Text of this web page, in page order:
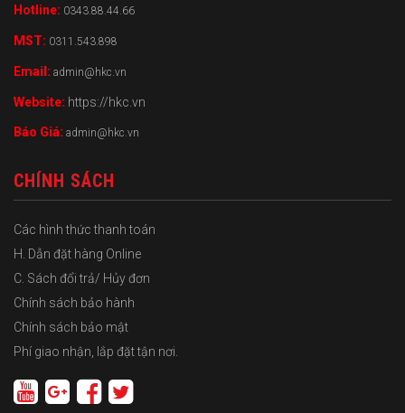
Hotline: 0343.88.44.66
MST: 0311.543.898
Email: admin@hkc.vn
Website: https://hkc.vn
Báo Giá: admin@hkc.vn
CHÍNH SÁCH
Các hình thức thanh toán
H. Dẫn đặt hàng Online
C. Sách đổi trả/ Hủy đơn
Chính sách bảo hành
Chính sách bảo mật
Phí giao nhận, lắp đặt tận nơi.